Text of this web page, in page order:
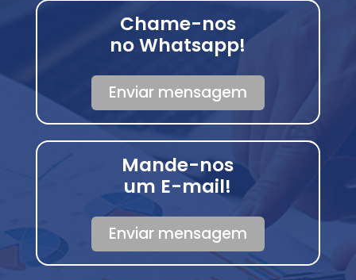
Chame-nos
no Whatsapp!
Enviar mensagem
Mande-nos
um E-mail!
Enviar mensagem